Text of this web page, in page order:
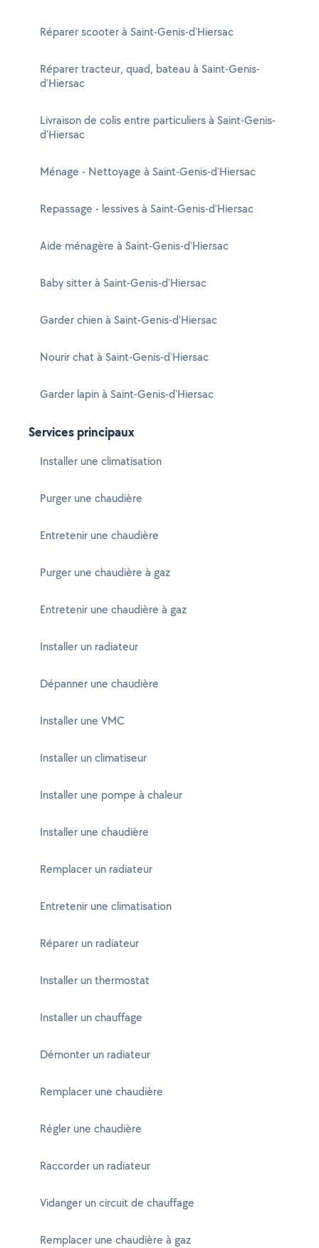
Réparer scooter à Saint-Genis-d'Hiersac
Réparer tracteur, quad, bateau à Saint-Genis-
d'Hiersac
Livraison de colis entre particuliers à Saint-Genis-
d'Hiersac
Ménage - Nettoyage à Saint-Genis-d'Hiersac
Repassage - lessives à Saint-Genis-d'Hiersac
Aide ménagère à Saint-Genis-d'Hiersac
Baby sitter à Saint-Genis-d'Hiersac
Garder chien à Saint-Genis-d'Hiersac
Nourir chat à Saint-Genis-d'Hiersac
Garder lapin à Saint-Genis-d'Hiersac
Services principaux
Installer une climatisation
Purger une chaudière
Entretenir une chaudière
Purger une chaudière à gaz
Entretenir une chaudière à gaz
Installer un radiateur
Dépanner une chaudière
Installer une VMC
Installer un climatiseur
Installer une pompe à chaleur
Installer une chaudière
Remplacer un radiateur
Entretenir une climatisation
Réparer un radiateur
Installer un thermostat
Installer un chauffage
Démonter un radiateur
Remplacer une chaudière
Régler une chaudière
Raccorder un radiateur
Vidanger un circuit de chauffage
Remplacer une chaudière à gaz